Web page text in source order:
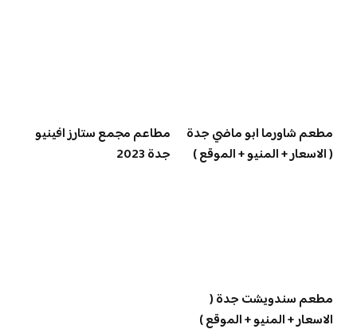
مطعم شاورما ابو ماضي جدة
( الاسعار + المنيو + الموقع )
مطاعم مجمع ستارز افينيو
جدة 2023
مطعم سندويشت جدة (
الاسعار + المنيو + الموقع )